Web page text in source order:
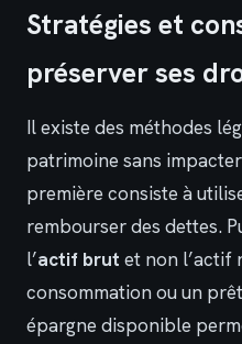
Stratégies et
préserver ses
Il existe des méthodes
patrimoine sans
première consiste à
rembourser des dettes.
l’actif brut et non l’actif
consommation ou un
épargne disponible